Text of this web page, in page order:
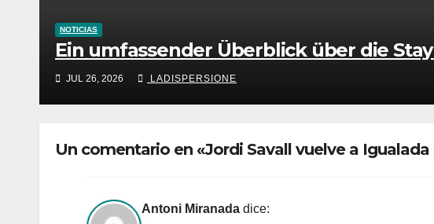
NOTICIAS
Ein umfassender Überblick über die
JUL 26, 2026 LADISPERSIONE
Un comentario en «Jordi Savall vuelve a
Antoni Miranada dice: